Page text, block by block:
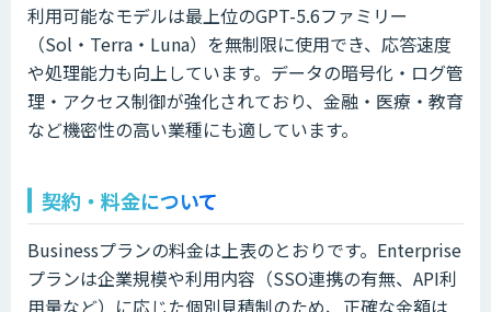
利用可能なモデルは最上位のGPT-5.6ファミリー
（Sol・Terra・Luna）を無制限に使用でき、応答速度
や処理能力も向上しています。データの暗号化・ログ管
理・アクセス制御が強化されており、金融・医療・教育
など機密性の高い業種にも適しています。
契約・料金について
Businessプランの料金は上表のとおりです。Enterprise
プランは企業規模や利用内容（SSO連携の有無、API利
用量など）に応じた個別見積制のため、正確な金額は